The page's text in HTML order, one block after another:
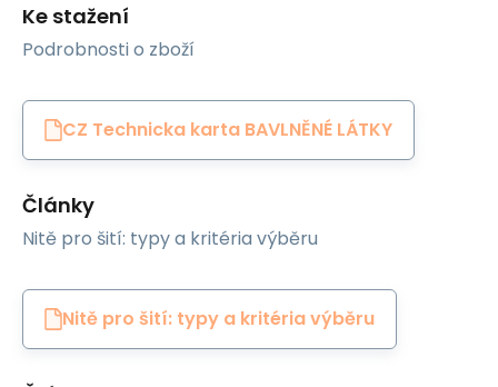
Ke stažení
Podrobnosti o zboží
CZ Technicka karta BAVLNĚNÉ LÁTKY
Články
Nitě pro šití: typy a kritéria výběru
Nitě pro šití: typy a kritéria výběru